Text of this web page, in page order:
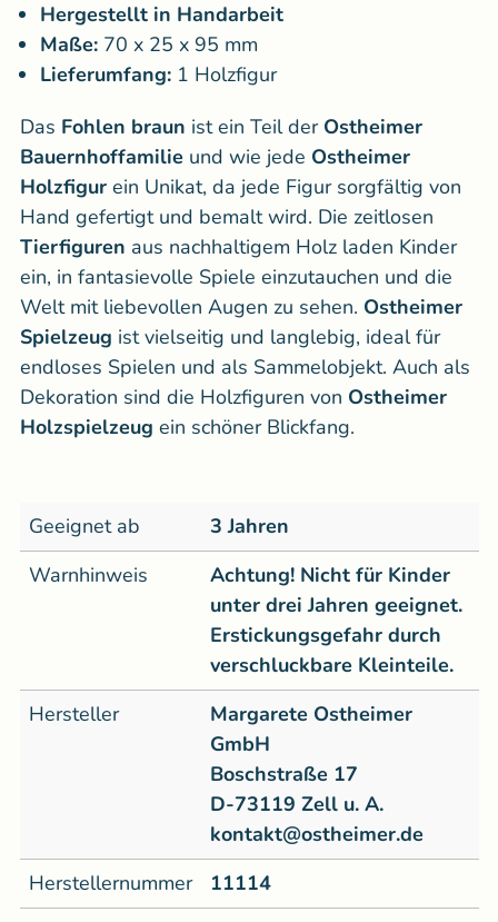
Hergestellt in Handarbeit
Maße: 70 x 25 x 95 mm
Lieferumfang: 1 Holzfigur
Das Fohlen braun ist ein Teil der Ostheimer
Bauernhoffamilie und wie jede Ostheimer
Holzfigur ein Unikat, da jede Figur sorgfältig von
Hand gefertigt und bemalt wird. Die zeitlosen
Tierfiguren aus nachhaltigem Holz laden Kinder
ein, in fantasievolle Spiele einzutauchen und die
Welt mit liebevollen Augen zu sehen. Ostheimer
Spielzeug ist vielseitig und langlebig, ideal für
endloses Spielen und als Sammelobjekt. Auch als
Dekoration sind die Holzfiguren von Ostheimer
Holzspielzeug ein schöner Blickfang.
Geeignet ab
3 Jahren
Warnhinweis
Achtung! Nicht für Kinder
unter drei Jahren geeignet.
Erstickungsgefahr durch
verschluckbare Kleinteile.
Hersteller
Margarete Ostheimer
GmbH
Boschstraße 17
D-73119 Zell u. A.
kontakt@ostheimer.de
Herstellernummer
11114